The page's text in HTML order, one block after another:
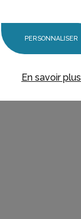
PERSONNALISER
En savoir